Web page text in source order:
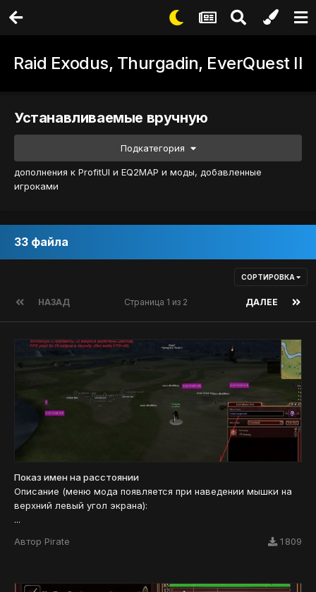
Raid Exodus, Thurgadin, EverQuest II
Устанавливаемые вручную
Подкатегория
дополнения к ProfitUI и EQ2MAP и моды, добавленные
игроками
33 файла
СОРТИРОВКА
НАЗАД ДАЛЕЕ
Страница 1 из 2
Показ имен на расстоянии
Описание (меню мода появляется при наведении мышки на
верхний левый угол экрана):
...
Автор Pirate 1 809